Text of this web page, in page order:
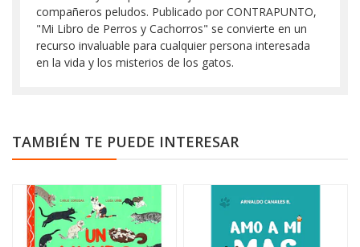
compañeros peludos. Publicado por CONTRAPUNTO,
"Mi Libro de Perros y Cachorros" se convierte en un
recurso invaluable para cualquier persona interesada
en la vida y los misterios de los gatos.
TAMBIÉN TE PUEDE INTERESAR